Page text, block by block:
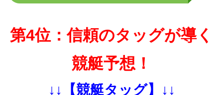
第4位：信頼のタッグが導く
競艇予想！
↓↓【競艇タッグ】↓↓